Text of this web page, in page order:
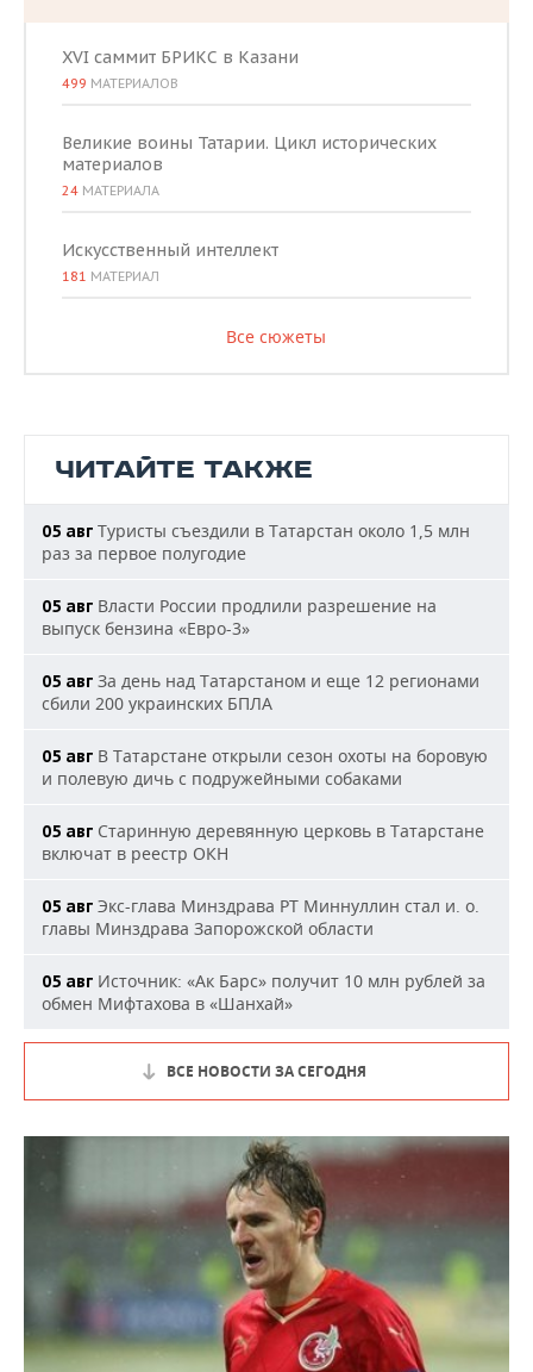
XVI саммит БРИКС в Казани
499 МАТЕРИАЛОВ
Великие воины Татарии. Цикл исторических
материалов
24 МАТЕРИАЛА
Искусственный интеллект
181 МАТЕРИАЛ
Все сюжеты
ЧИТАЙТЕ ТАКЖЕ
05 авг Туристы съездили в Татарстан около 1,5 млн
раз за первое полугодие
05 авг Власти России продлили разрешение на
выпуск бензина «Евро-3»
05 авг За день над Татарстаном и еще 12 регионами
сбили 200 украинских БПЛА
05 авг В Татарстане открыли сезон охоты на боровую
и полевую дичь с подружейными собаками
05 авг Старинную деревянную церковь в Татарстане
включат в реестр ОКН
05 авг Экс-глава Минздрава РТ Миннуллин стал и. о.
главы Минздрава Запорожской области
05 авг Источник: «Ак Барс» получит 10 млн рублей за
обмен Мифтахова в «Шанхай»
ВСЕ НОВОСТИ ЗА СЕГОДНЯ